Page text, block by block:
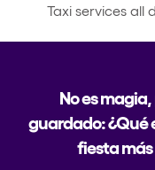
Taxi services all
No es
guardado: ¿Qué
fiesta